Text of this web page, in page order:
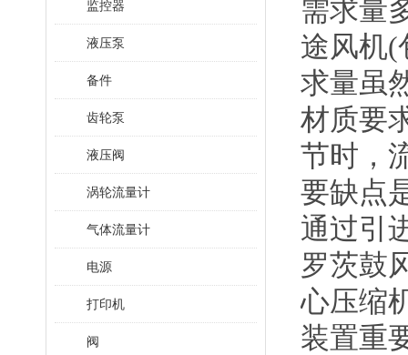
监控器
液压泵
备件
齿轮泵
液压阀
涡轮流量计
气体流量计
电源
打印机
阀
需求量
途风机(
求量虽
材质要
节时，
要缺点
通过引
罗茨鼓
心压缩
装置重